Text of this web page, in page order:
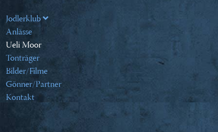
Jodlerklub
Anlässe
Ueli Moor
Tonträger
Bilder/Filme
Gönner/Partner
Kontakt